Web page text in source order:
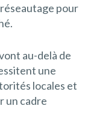
pour
au-delà de
une
locales et
un cadre